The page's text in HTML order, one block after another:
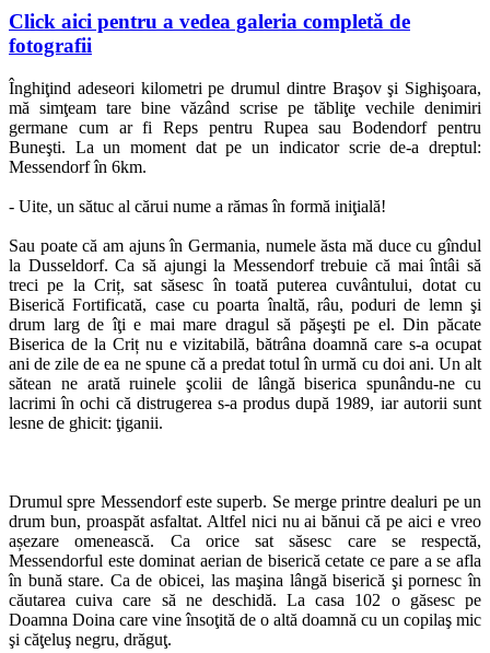
Click aici pentru a vedea galeria completă de
fotografii
Înghiţind adeseori kilometri pe drumul dintre Braşov şi Sighişoara,
mă simţeam tare bine văzând scrise pe tăbliţe vechile denimiri
germane cum ar fi Reps pentru Rupea sau Bodendorf pentru
Buneşti. La un moment dat pe un indicator scrie de-a dreptul:
Messendorf în 6km.
- Uite, un sătuc al cărui nume a rămas în formă iniţială!
Sau poate că am ajuns în Germania, numele ăsta mă duce cu gîndul
la Dusseldorf. Ca să ajungi la Messendorf trebuie că mai întâi să
treci pe la Criț, sat săsesc în toată puterea cuvântului, dotat cu
Biserică Fortificată, case cu poarta înaltă, râu, poduri de lemn şi
drum larg de îţi e mai mare dragul să păşeşti pe el. Din păcate
Biserica de la Criț nu e vizitabilă, bătrâna doamnă care s-a ocupat
ani de zile de ea ne spune că a predat totul în urmă cu doi ani. Un alt
sătean ne arată ruinele şcolii de lângă biserica spunându-ne cu
lacrimi în ochi că distrugerea s-a produs după 1989, iar autorii sunt
lesne de ghicit: ţiganii.
Drumul spre Messendorf este superb. Se merge printre dealuri pe un
drum bun, proaspăt asfaltat. Altfel nici nu ai bănui că pe aici e vreo
așezare omenească. Ca orice sat săsesc care se respectă,
Messendorful este dominat aerian de biserică cetate ce pare a se afla
în bună stare. Ca de obicei, las maşina lângă biserică şi pornesc în
căutarea cuiva care să ne deschidă. La casa 102 o găsesc pe
Doamna Doina care vine însoţită de o altă doamnă cu un copilaş mic
şi căţeluş negru, drăguţ.